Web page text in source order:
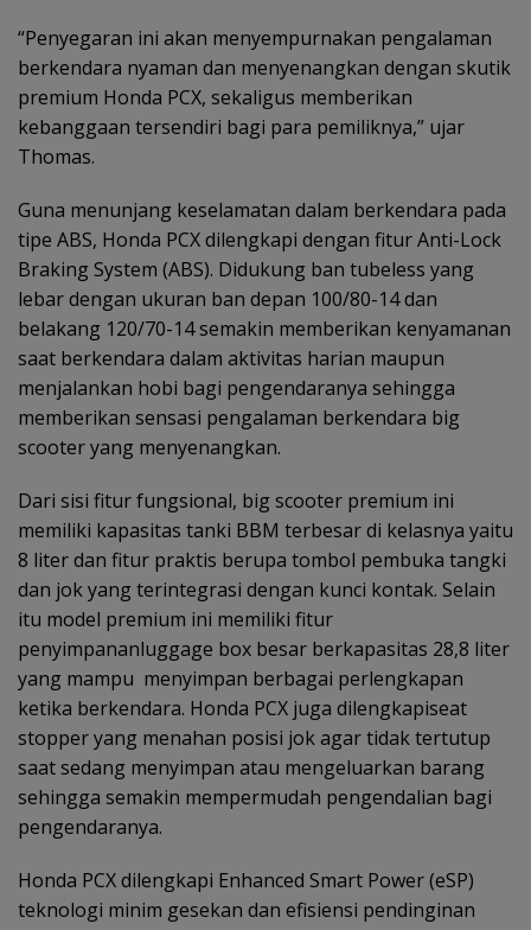
“Penyegaran ini akan menyempurnakan pengalaman
berkendara nyaman dan menyenangkan dengan skutik
premium Honda PCX, sekaligus memberikan
kebanggaan tersendiri bagi para pemiliknya,” ujar
Thomas.
Guna menunjang keselamatan dalam berkendara pada
tipe ABS, Honda PCX dilengkapi dengan fitur Anti-Lock
Braking System (ABS). Didukung ban tubeless yang
lebar dengan ukuran ban depan 100/80-14 dan
belakang 120/70-14 semakin memberikan kenyamanan
saat berkendara dalam aktivitas harian maupun
menjalankan hobi bagi pengendaranya sehingga
memberikan sensasi pengalaman berkendara big
scooter yang menyenangkan.
Dari sisi fitur fungsional, big scooter premium ini
memiliki kapasitas tanki BBM terbesar di kelasnya yaitu
8 liter dan fitur praktis berupa tombol pembuka tangki
dan jok yang terintegrasi dengan kunci kontak. Selain
itu model premium ini memiliki fitur
penyimpananluggage box besar berkapasitas 28,8 liter
yang mampu menyimpan berbagai perlengkapan
ketika berkendara. Honda PCX juga dilengkapiseat
stopper yang menahan posisi jok agar tidak tertutup
saat sedang menyimpan atau mengeluarkan barang
sehingga semakin mempermudah pengendalian bagi
pengendaranya.
Honda PCX dilengkapi Enhanced Smart Power (eSP)
teknologi minim gesekan dan efisiensi pendinginan